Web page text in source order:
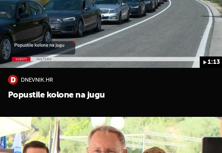
1:13
DNEVNIK.HR
Popustile kolone na jugu